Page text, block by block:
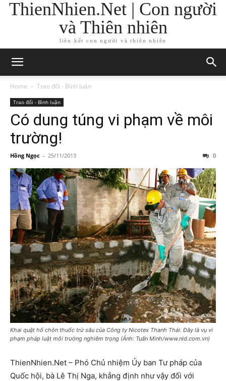
ThienNhien.Net | Con người
và Thiên nhiên
liên kết con người và thiên nhiên
Home Trao đổi - Bình luận
Trao đổi - Bình luận
Có dung túng vi phạm về môi
trường!
Hồng Ngọc - 25/11/2013 0
Khai quật hố chôn thuốc trừ sâu của Công ty Nicotex Thanh Thái. Đây là vụ vi
phạm pháp luật môi trường nghiêm trọng (Ảnh: Tuấn Minh/www.nld.com.vn)
ThienNhien.Net – Phó Chủ nhiệm Ủy ban Tư pháp của
Quốc hội, bà Lê Thị Nga, khẳng định như vậy đối với